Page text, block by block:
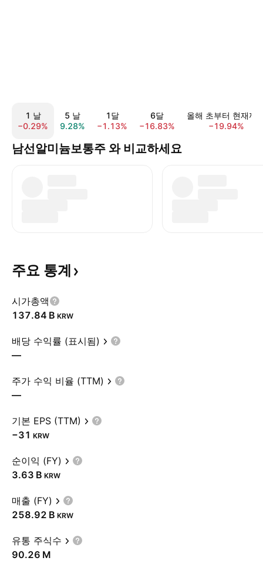
1 날
−0.29%
5 날
9.28%
1달
−1.13%
6달
−16.83%
올해 초부터 현재까
−19.94%
남선알미늄보통주 와 비교하세요
주요 통계
시가총액
‪137.84 B‬ KRW
배당 수익률 (표시됨)
—
주가 수익 비율 (TTM)
—
기본 EPS (TTM)
−31 KRW
순이익 (FY)
‪3.63 B‬ KRW
매출 (FY)
‪258.92 B‬ KRW
유통 주식수
‪90.26 M‬